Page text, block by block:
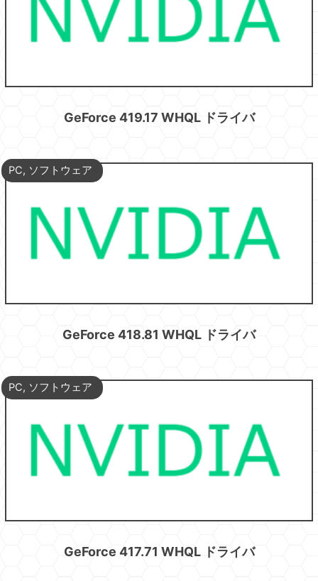
GeForce 419.17 WHQL ドライバ
PC, ソフトウェア
GeForce 418.81 WHQL ドライバ
PC, ソフトウェア
GeForce 417.71 WHQL ドライバ